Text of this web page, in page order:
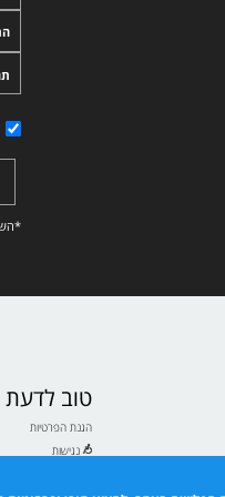
ולבעלות תואר
טוב לדעת
הגנת הפרטיות
נגישות